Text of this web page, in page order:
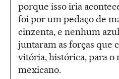
porque isso iria
foi por um pedaço de
cinzenta, e nenhum
juntaram as forças que
vitória, histórica, para
mexicano.